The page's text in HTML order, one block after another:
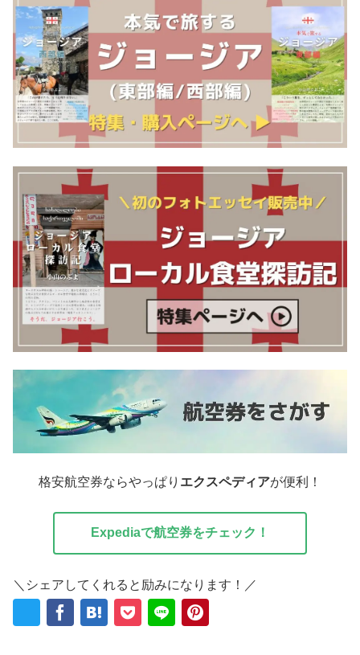
格安航空券ならやっぱり エクスペディアが便利！
Expediaで航空券をチェック！
＼シェアしてくれると励みになります！／